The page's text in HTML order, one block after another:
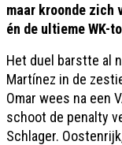
maar kroonde zich
én de ultieme WK-
Het duel barstte al
Martínez in de
Omar wees na een
schoot de penalty
Schlager.